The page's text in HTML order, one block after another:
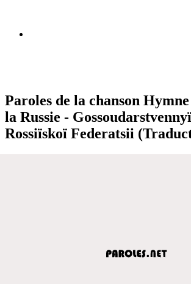
Paroles de la chanson
la Russie -
Rossiïskoï Federatsii